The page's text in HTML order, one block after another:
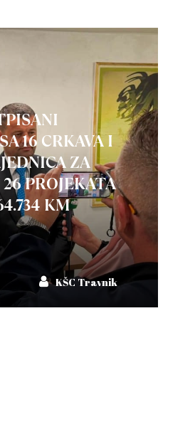
16 CRKAVA I
ZA
PROJEKATA
KM
KŠC Travnik